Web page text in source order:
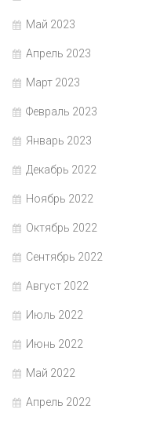
Май 2023
Апрель 2023
Март 2023
Февраль 2023
Январь 2023
Декабрь 2022
Ноябрь 2022
Октябрь 2022
Сентябрь 2022
Август 2022
Июль 2022
Июнь 2022
Май 2022
Апрель 2022